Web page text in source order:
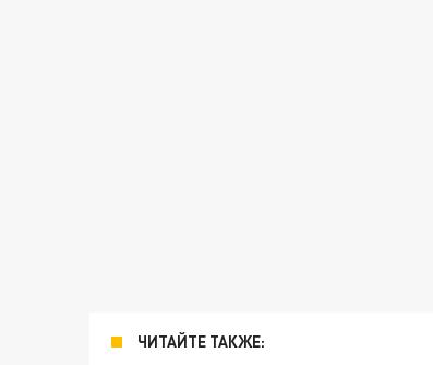
ЧИТАЙТЕ ТАКЖЕ: